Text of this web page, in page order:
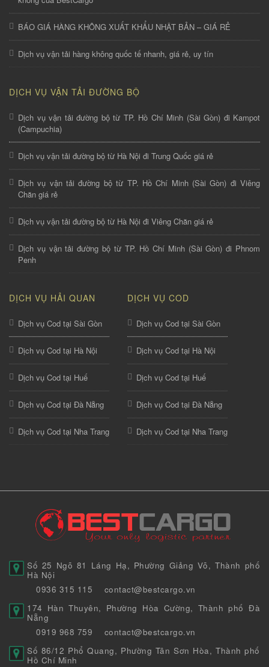
BÁO GIÁ HÀNG KHÔNG XUẤT KHẨU NHẬT BẢN – GIÁ RẺ
Dịch vụ vận tải hàng không quốc tế nhanh, giá rẻ, uy tín
DỊCH VỤ VẬN TẢI ĐƯỜNG BỘ
Dịch vụ vận tải đường bộ từ TP. Hồ Chí Minh (Sài Gòn) đi Kampot
(Campuchia)
Dịch vụ vận tải đường bộ từ Hà Nội đi Trung Quốc giá rẻ
Dịch vụ vận tải đường bộ từ TP. Hồ Chí Minh (Sài Gòn) đi Viêng
Chăn giá rẻ
Dịch vụ vận tải đường bộ từ Hà Nội đi Viêng Chăn giá rẻ
Dịch vụ vận tải đường bộ từ TP. Hồ Chí Minh (Sài Gòn) đi Phnom
Penh
DỊCH VỤ HẢI QUAN
Dịch vụ Cod tại Sài Gòn
Dịch vụ Cod tại Hà Nội
Dịch vụ Cod tại Huế
Dịch vụ Cod tại Đà Nẵng
Dịch vụ Cod tại Nha Trang
DỊCH VỤ COD
Dịch vụ Cod tại Sài Gòn
Dịch vụ Cod tại Hà Nội
Dịch vụ Cod tại Huế
Dịch vụ Cod tại Đà Nẵng
Dịch vụ Cod tại Nha Trang
Số 25 Ngõ 81 Láng Hạ, Phường Giảng Võ, Thành phố
Hà Nội
0936 315 115
contact@bestcargo.vn
174 Hàn Thuyên, Phường Hòa Cường, Thành phố Đà
Nẵng
0919 968 759
contact@bestcargo.vn
Số 86/12 Phổ Quang, Phường Tân Sơn Hòa, Thành phố
Hồ Chí Minh